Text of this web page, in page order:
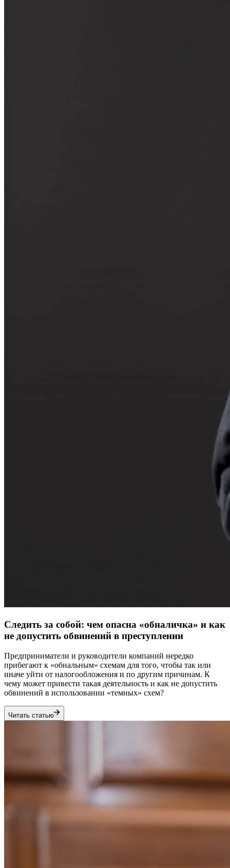
Следить за собой: чем опасна «обналичка» и как
не допустить обвинений в преступлении
Предприниматели и руководители компаний нередко
прибегают к «обнальным» схемам для того, чтобы так или
иначе уйти от налогообложения и по другим причинам. К
чему может привести такая деятельность и как не допустить
обвинений в использовании «темных» схем?
Читать статью